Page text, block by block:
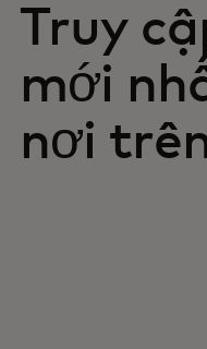
Truy
mới
nơi